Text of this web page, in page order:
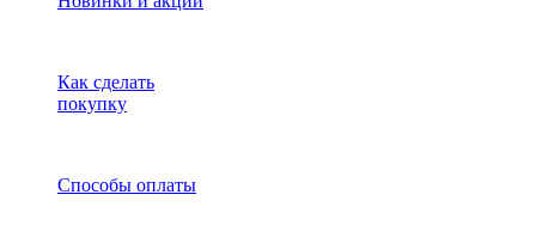
Как сделать
покупку
Способы оплаты